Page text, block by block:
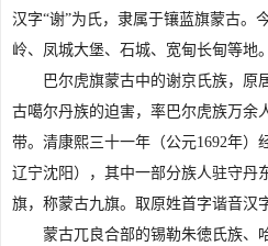
汉字“谢”为氏，隶属于镶蓝旗蒙古。
岭、凤城大堡、石城、宽甸长甸等地。
巴尔虎旗蒙古中的谢京氏族，原
古噶尔丹族的迫害，率巴尔虎族万余
带。清康熙三十一年（公元1692年）
辽宁沈阳），其中一部分族人驻守丹
旗，称蒙古九旗。取原姓首字谐音汉
蒙古兀良合部的锡勒朱徳氏族、